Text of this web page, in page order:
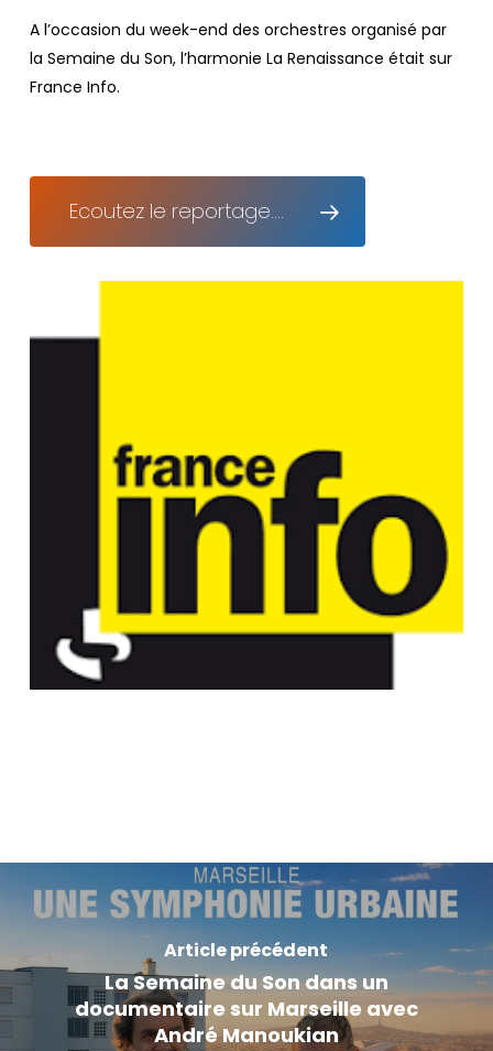
A l’occasion du week-end des orchestres organisé par
la Semaine du Son, l’harmonie La Renaissance était sur
France Info.
Ecoutez le reportage....
Article précédent
La Semaine du Son dans un
documentaire sur Marseille avec
André Manoukian